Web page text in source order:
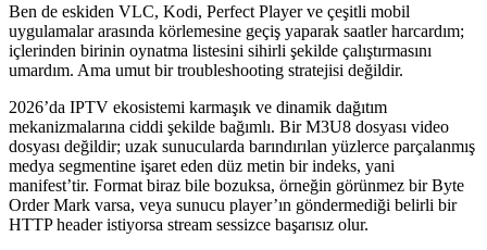
Ben de eskiden VLC, Kodi, Perfect Player ve çeşitli mobil
uygulamalar arasında körlemesine geçiş yaparak saatler harcardım;
içlerinden birinin oynatma listesini sihirli şekilde çalıştırmasını
umardım. Ama umut bir troubleshooting stratejisi değildir.
2026’da IPTV ekosistemi karmaşık ve dinamik dağıtım
mekanizmalarına ciddi şekilde bağımlı. Bir M3U8 dosyası video
dosyası değildir; uzak sunucularda barındırılan yüzlerce parçalanmış
medya segmentine işaret eden düz metin bir indeks, yani
manifest’tir. Format biraz bile bozuksa, örneğin görünmez bir Byte
Order Mark varsa, veya sunucu player’ın göndermediği belirli bir
HTTP header istiyorsa stream sessizce başarısız olur.